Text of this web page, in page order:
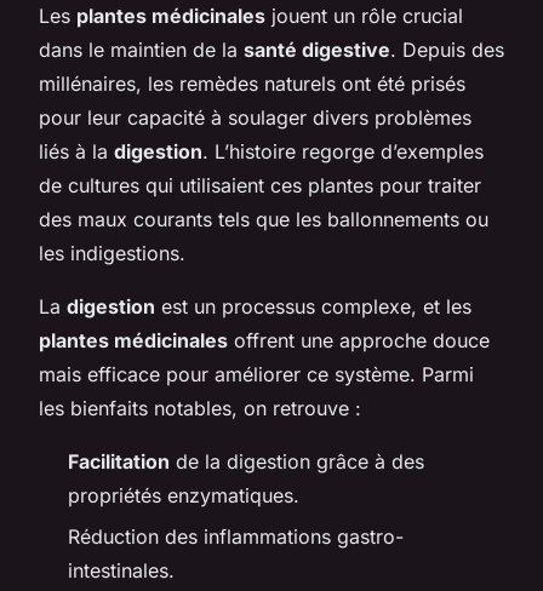
Les plantes médicinales jouent un rôle crucial
dans le maintien de la santé digestive. Depuis des
millénaires, les remèdes naturels ont été prisés
pour leur capacité à soulager divers problèmes
liés à la digestion. L’histoire regorge d’exemples
de cultures qui utilisaient ces plantes pour traiter
des maux courants tels que les ballonnements ou
les indigestions.
La digestion est un processus complexe, et les
plantes médicinales offrent une approche douce
mais efficace pour améliorer ce système. Parmi
les bienfaits notables, on retrouve :
Facilitation de la digestion grâce à des
propriétés enzymatiques.
Réduction des inflammations gastro-
intestinales.